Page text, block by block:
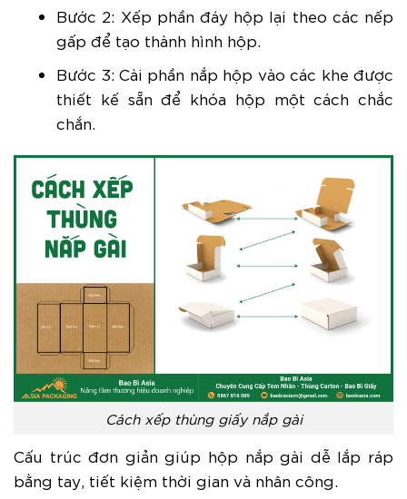
Bước 2: Xếp phần đáy hộp lại theo các nếp
gấp để tạo thành hình hộp.
Bước 3: Cài phần nắp hộp vào các khe được
thiết kế sẵn để khóa hộp một cách chắc
chắn.
Cách xếp thùng giấy nắp gài
Cấu trúc đơn giản giúp hộp nắp gài dễ lắp ráp
bằng tay, tiết kiệm thời gian và nhân công.